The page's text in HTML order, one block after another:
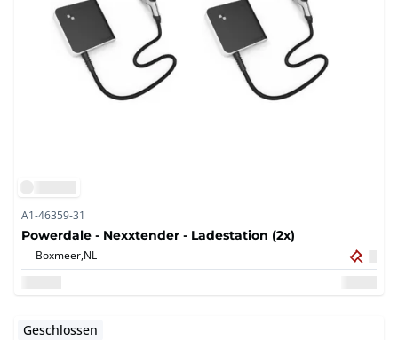
A1-46359-31
Powerdale - Nexxtender - Ladestation (2x)
Boxmeer,NL
Geschlossen